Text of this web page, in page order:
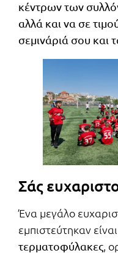
κέντρων των
αλλά και να σε
σεμινάριά σου και
Σάς
Ένα μεγάλο
εμπιστεύτηκαν
τερματοφύλακες,